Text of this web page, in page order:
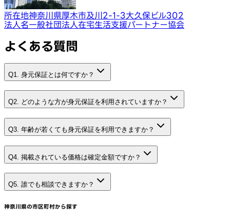
所在地神奈川県厚木市及川2-1-3大久保ビル302
法人名一般社団法人在宅生活支援パートナー協会
よくある質問
Q1. 身元保証とは何ですか？
Q2. どのような方が身元保証を利用されていますか？
Q3. 年齢が若くても身元保証を利用できますか？
Q4. 掲載されている価格は確定金額ですか？
Q5. 誰でも相談できますか？
神奈川県の市区町村から探す